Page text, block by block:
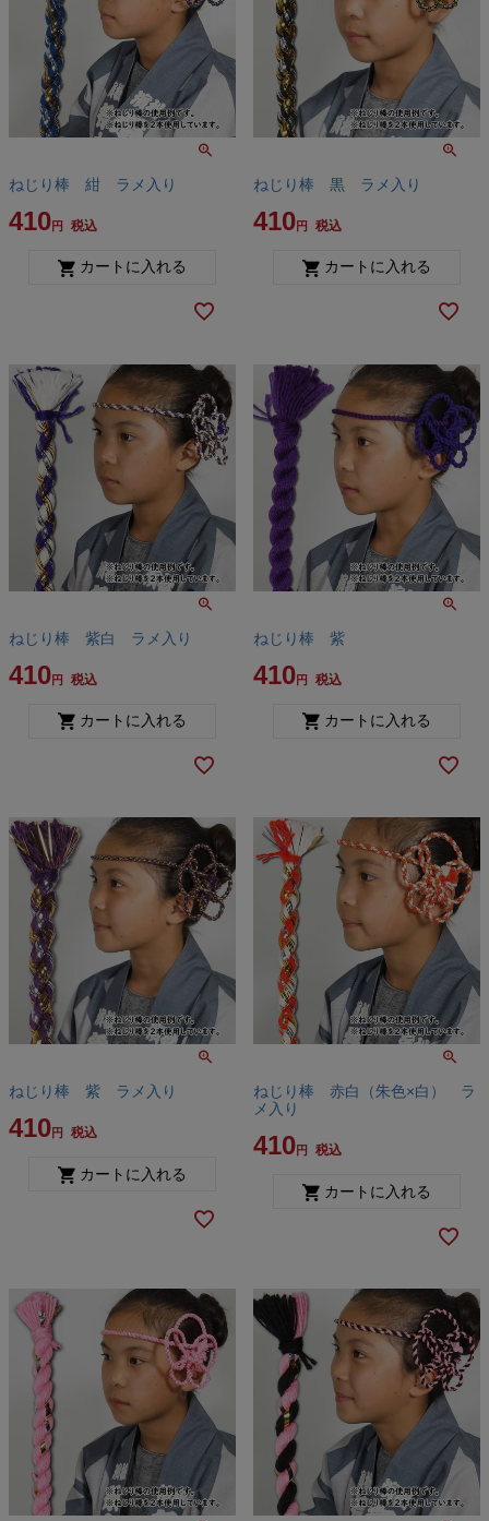
ねじり棒 紺 ラメ入り
410 税込
カートに入れる
ねじり棒 黒 ラメ入り
410 税込
カートに入れる
ねじり棒 紫白 ラメ入り
410 税込
カートに入れる
ねじり棒 紫
410 税込
カートに入れる
ねじり棒 紫 ラメ入り
410 税込
カートに入れる
ねじり棒 赤白（朱色×白） ラ
メ入り
410 税込
カートに入れる